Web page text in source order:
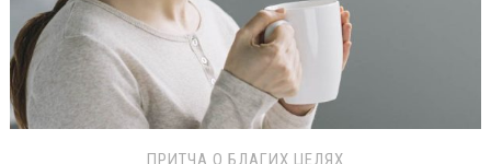
ПРИТЧА О БЛАГИХ ЦЕЛЯХ